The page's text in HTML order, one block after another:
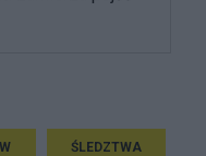
ŚLEDZTWA